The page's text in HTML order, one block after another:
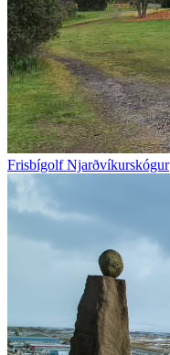
Frisbígolf Njarðvíkurskógur